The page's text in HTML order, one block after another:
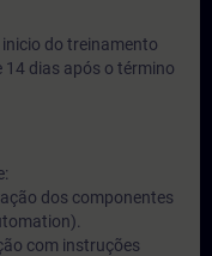
do treinamento
dias após o término
dos componentes
com instruções